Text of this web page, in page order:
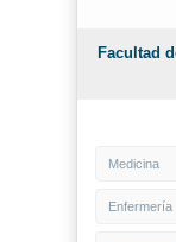
Facultad
Medicina
Enfermería